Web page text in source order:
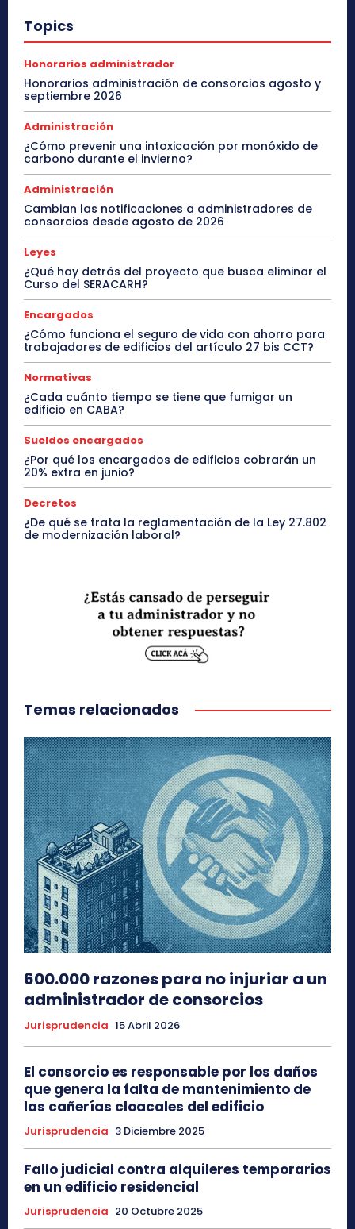
Topics
Honorarios administrador
Honorarios administración de consorcios agosto y
septiembre 2026
Administración
¿Cómo prevenir una intoxicación por monóxido de
carbono durante el invierno?
Administración
Cambian las notificaciones a administradores de
consorcios desde agosto de 2026
Leyes
¿Qué hay detrás del proyecto que busca eliminar el
Curso del SERACARH?
Encargados
¿Cómo funciona el seguro de vida con ahorro para
trabajadores de edificios del artículo 27 bis CCT?
Normativas
¿Cada cuánto tiempo se tiene que fumigar un
edificio en CABA?
Sueldos encargados
¿Por qué los encargados de edificios cobrarán un
20% extra en junio?
Decretos
¿De qué se trata la reglamentación de la Ley 27.802
de modernización laboral?
Temas relacionados
600.000 razones para no injuriar a un
administrador de consorcios
Jurisprudencia 15 Abril 2026
El consorcio es responsable por los daños
que genera la falta de mantenimiento de
las cañerías cloacales del edificio
Jurisprudencia 3 Diciembre 2025
Fallo judicial contra alquileres temporarios
en un edificio residencial
Jurisprudencia 20 Octubre 2025